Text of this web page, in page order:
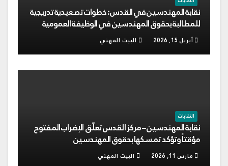
نقابة المهندسين في القدس: خطوات تصعيدية تدريجية
للمطالبة بحقوق المهندسين في الوظيفة العمومية
أبريل 15, 2026 البيت المهني
النقابات
نقابة المهندسين – مركز القدس تعلّق الإضراب المفتوح
مؤقتاً وتؤكد تمسكها بحقوق المهندسين
مارس 11, 2026 البيت المهني